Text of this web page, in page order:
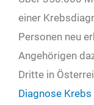
einer
Personen neu
Angehörigen
Dritte in
Diagnose Krebs